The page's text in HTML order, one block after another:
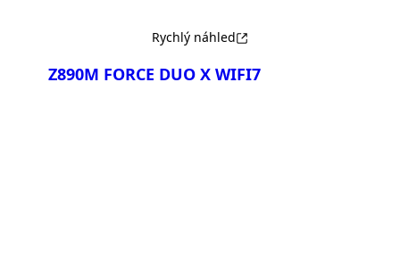
Rychlý náhled
Z890M FORCE DUO X WIFI7